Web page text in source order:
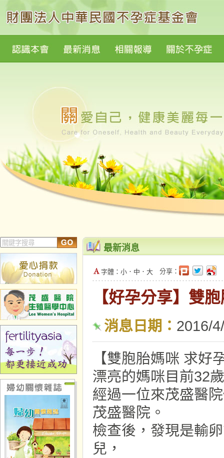
最新消息
字體： 小 ． 中 ． 大 分享：
【好孕分享】雙
消息日期： 2016/
【雙胞胎媽咪 求好
漂亮的媽咪目前32
經過一位來茂盛醫
茂盛醫院。
檢查後，發現是輸
兒，